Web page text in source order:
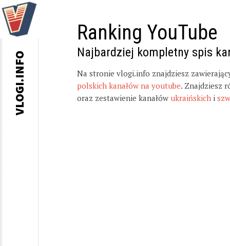
Ranking YouTube
Najbardziej kompletny spis
Na stronie vlogi.info znajdziesz
polskich kanałów na youtube. Znajdziesz
oraz zestawienie kanałów ukraińskich i
VLOGI.INFO